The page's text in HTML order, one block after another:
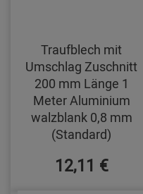
Traufblech mit
Umschlag Zuschnitt
200 mm Länge 1
Meter Aluminium
walzblank 0,8 mm
(Standard)
12,11 €